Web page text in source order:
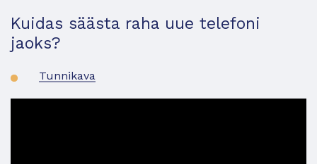
Kuidas säästa raha uue telefoni
jaoks?
Tunnikava